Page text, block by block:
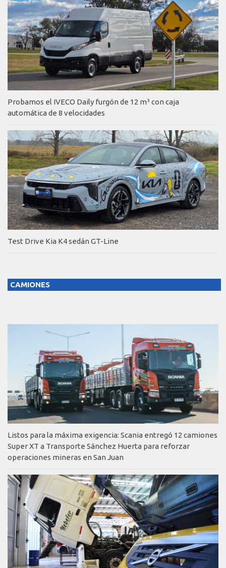
Probamos el IVECO Daily furgón de 12 m³ con caja
automática de 8 velocidades
Test Drive Kia K4 sedán GT-Line
CAMIONES
Listos para la máxima exigencia: Scania entregó 12 camiones
Super XT a Transporte Sánchez Huerta para reforzar
operaciones mineras en San Juan